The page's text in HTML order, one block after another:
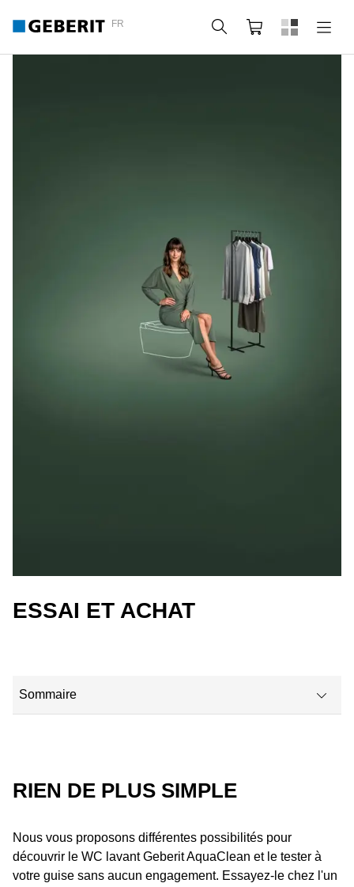
FR Rechercher
Panier
ESSAI ET ACHAT
Sommaire
RIEN DE PLUS SIMPLE
Nous vous proposons différentes possibilités pour
découvrir le WC lavant Geberit AquaClean et le tester à
votre guise sans aucun engagement. Essayez-le chez l'un